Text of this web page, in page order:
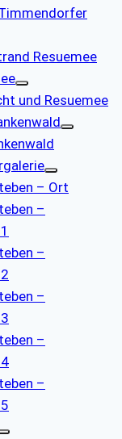
Resuemee
und Resuemee
– Ort
–
–
–
–
–